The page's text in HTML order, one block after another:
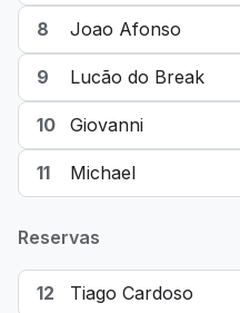
8 Joao Afonso
9 Lucão do Break
10 Giovanni
11 Michael
Reservas
12 Tiago Cardoso